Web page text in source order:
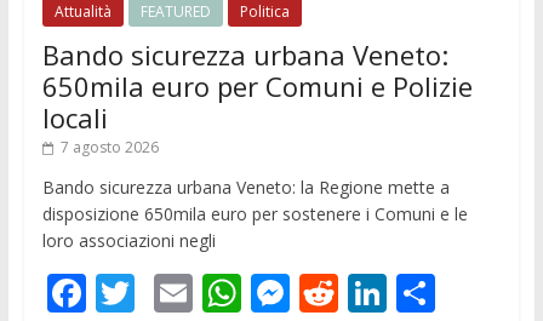
Attualità FEATURED Politica
Bando sicurezza urbana Veneto:
650mila euro per Comuni e Polizie
locali
7 agosto 2026
Bando sicurezza urbana Veneto: la Regione mette a
disposizione 650mila euro per sostenere i Comuni e le
loro associazioni negli
F T E W M R Li C